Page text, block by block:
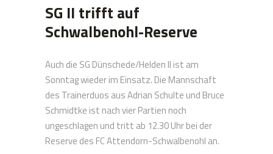
SG II trifft auf
Schwalbenohl-Reserve
Auch die SG Dünschede/Helden II ist am
Sonntag wieder im Einsatz. Die Mannschaft
des Trainerduos aus Adrian Schulte und Bruce
Schmidtke ist nach vier Partien noch
ungeschlagen und tritt ab 12.30 Uhr bei der
Reserve des FC Attendorn-Schwalbenohl an.